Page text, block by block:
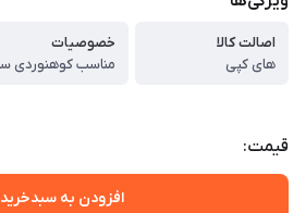
اصالت کالا
های کپی
خصوصیات
قیمت:
افزودن به سبدخرید